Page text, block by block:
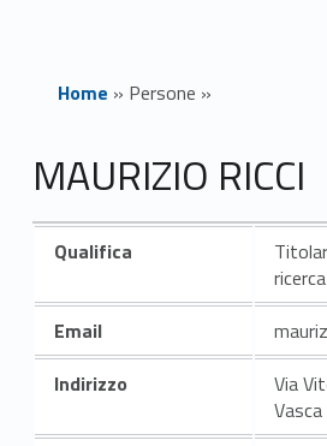
Home » Persone »
MAURIZIO RICCI
Qualifica
ricerca
Email
Indirizzo
Via